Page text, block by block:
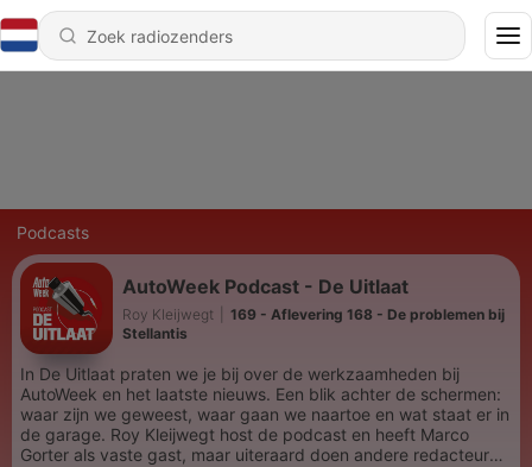
Podcasts
AutoWeek Podcast - De Uitlaat
Roy Kleijwegt
169 - Aflevering 168 - De problemen bij
Stellantis
In De Uitlaat praten we je bij over de werkzaamheden bij
AutoWeek en het laatste nieuws. Een blik achter de schermen:
waar zijn we geweest, waar gaan we naartoe en wat staat er in
de garage. Roy Kleijwegt host de podcast en heeft Marco
Gorter als vaste gast, maar uiteraard doen andere redacteuren